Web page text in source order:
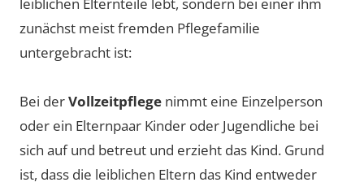
zunächst meist fremden Pflegefamilie
untergebracht ist:
Bei derVollzeitpflege nimmt eine Einzelperson
oder ein Elternpaar Kinder oder Jugendliche bei
sich auf und betreut und erzieht das Kind. Grund
ist, dass die leiblichen Eltern das Kind entweder